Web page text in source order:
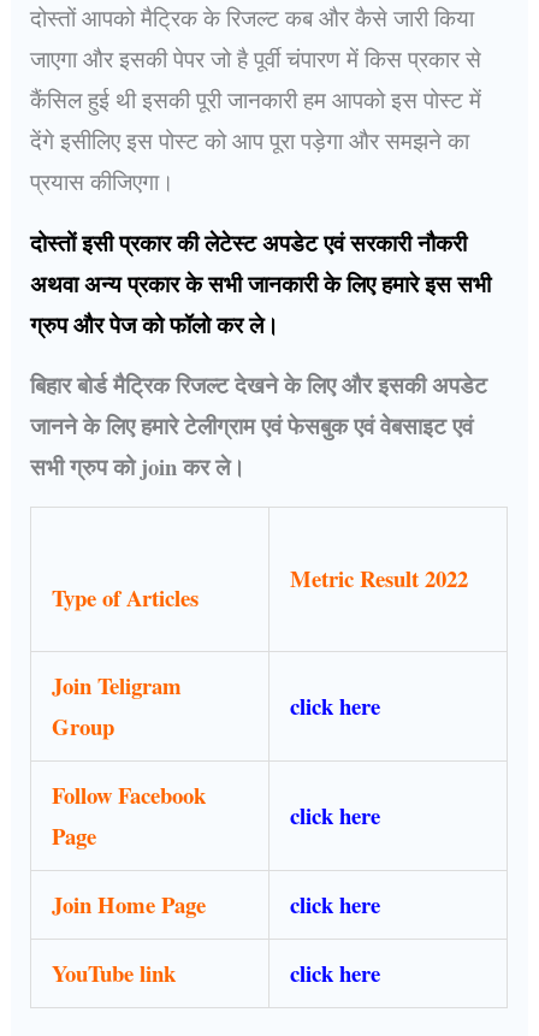
दोस्तों आपको मैट्रिक के रिजल्ट कब और कैसे जारी किया
जाएगा और इसकी पेपर जो है पूर्वी चंपारण में किस प्रकार से
कैंसिल हुई थी इसकी पूरी जानकारी हम आपको इस पोस्ट में
देंगे इसीलिए इस पोस्ट को आप पूरा पड़ेगा और समझने का
प्रयास कीजिएगा।
दोस्तों इसी प्रकार की लेटेस्ट अपडेट एवं सरकारी नौकरी
अथवा अन्य प्रकार के सभी जानकारी के लिए हमारे इस सभी
ग्रुप और पेज को फॉलो कर ले।
बिहार बोर्ड मैट्रिक रिजल्ट देखने के लिए और इसकी अपडेट
जानने के लिए हमारे टेलीग्राम एवं फेसबुक एवं वेबसाइट एवं
सभी ग्रुप को join कर ले।
Type of Articles
Metric Result 2022
Join Teligram
Group
click here
Follow Facebook
Page
click here
Join Home Page click here
YouTube link click here